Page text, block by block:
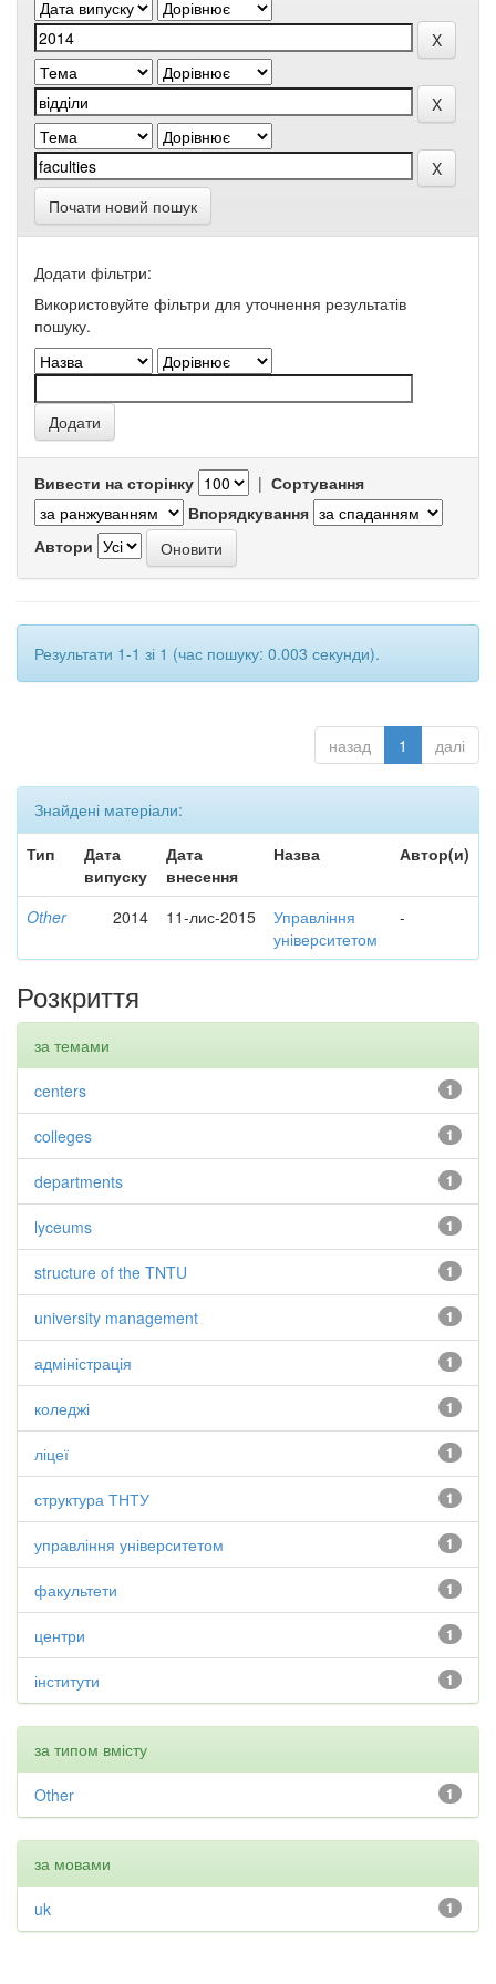
Почати новий пошук
Додати фільтри:
Використовуйте фільтри для уточнення результатів
пошуку.
Вивести на сторінку | Сортування
Впорядкування
Автори
Результати 1-1 зі 1 (час пошуку: 0.003 секунди).
назад 1 далі
Знайдені матеріали:
Тип
Дата
випуску
Дата
внесення
Назва Автор(и)
Other 2014 11-лис-2015
Управління
університетом
-
Розкриття
за темами
1
centers
1
colleges
1
departments
1
lyceums
1
structure of the TNTU
1
university management
1
адміністрація
1
коледжі
1
ліцеї
1
структура ТНТУ
1
управління університетом
1
факультети
1
центри
1
інститути
за типом вмісту
1
Other
за мовами
1
uk